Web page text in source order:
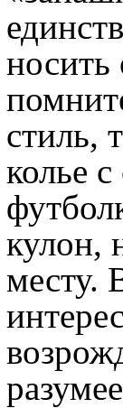
стиль,
колье
кулон,
месту.